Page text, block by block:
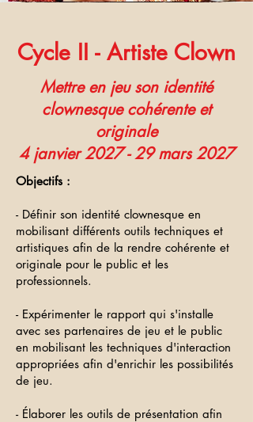
Cycle II - Artiste Clown
Mettre en jeu son identité
clownesque cohérente et
originale
4 janvier 2027 - 29 mars 2027
Objectifs :
- Définir son identité clownesque en
mobilisant différents outils techniques et
artistiques afin de la rendre cohérente et
originale pour le public et les
professionnels.
- Expérimenter le rapport qui s'installe
avec ses partenaires de jeu et le public
en mobilisant les techniques d'interaction
appropriées afin d'enrichir les possibilités
de jeu.
- Élaborer les outils de présentation afin